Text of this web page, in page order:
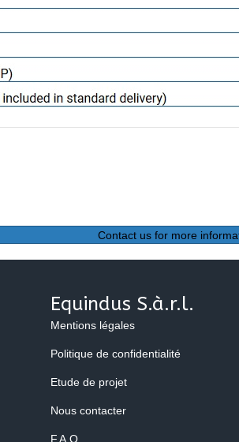
Contact us for more
Equindus S.à.r.l.
Mentions légales
Politique de confidentialité
Etude de projet
Nous contacter
F.A.Q